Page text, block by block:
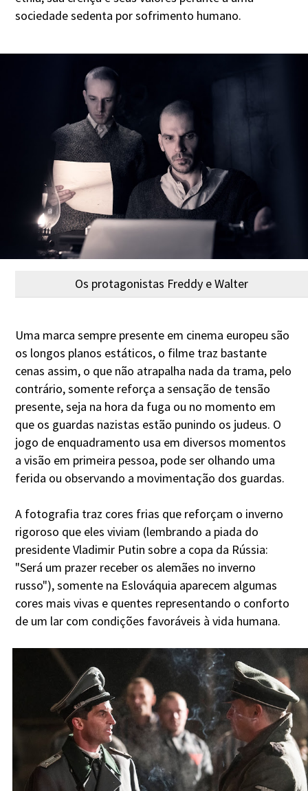
sociedade sedenta por sofrimento humano.
Os protagonistas Freddy e Walter
Uma marca sempre presente em cinema europeu são
os longos planos estáticos, o filme traz bastante
cenas assim, o que não atrapalha nada da trama, pelo
contrário, somente reforça a sensação de tensão
presente, seja na hora da fuga ou no momento em
que os guardas nazistas estão punindo os judeus. O
jogo de enquadramento usa em diversos momentos
a visão em primeira pessoa, pode ser olhando uma
ferida ou observando a movimentação dos guardas.
A fotografia traz cores frias que reforçam o inverno
rigoroso que eles viviam (lembrando a piada do
presidente Vladimir Putin sobre a copa da Rússia:
"Será um prazer receber os alemães no inverno
russo"), somente na Eslováquia aparecem algumas
cores mais vivas e quentes representando o conforto
de um lar com condições favoráveis à vida humana.